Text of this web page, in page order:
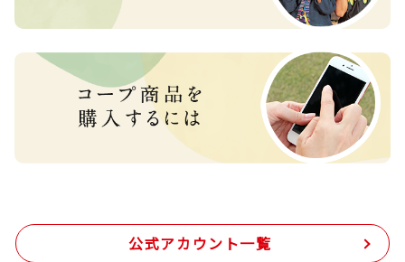
公式アカウント一覧